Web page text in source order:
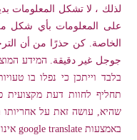
لذلك ، لا تشكل المعلومات
على المعلومات بأي شكل
الخاصة. كن حذرًا من أن
جوجل غير دقيقة. המידע
בלבד וייתכן כי נפלו בו
תחליף לחוות דעת
שהיא, עושה זאת על
באמצעות google translate אינו מדויק.